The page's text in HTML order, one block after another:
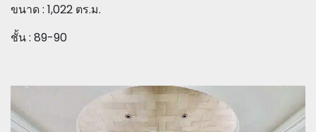
ขนาด : 1,022 ตร.ม.
ชั้น : 89-90